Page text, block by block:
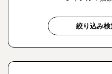
絞り込み